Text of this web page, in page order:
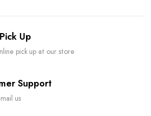
Up
pick up at our store
Support
us